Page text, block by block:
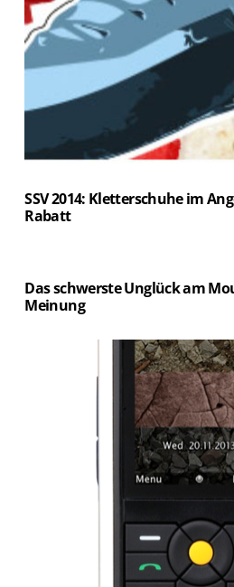
SSV 2014: Kletterschuhe im
Rabatt
Das schwerste Unglück am
Meinung